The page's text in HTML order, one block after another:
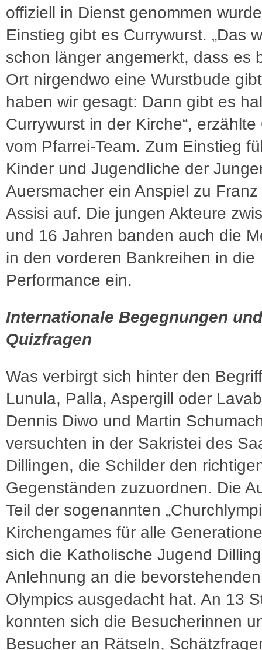
offiziell in Dienst genommen
Einstieg gibt es Currywurst. „Das
schon länger angemerkt, dass es
Ort nirgendwo eine Wurstbude
haben wir gesagt: Dann gibt es
Currywurst in der Kirche“, erzählte
vom Pfarrei-Team. Zum Einstieg
Kinder und Jugendliche der
Auersmacher ein Anspiel zu
Assisi auf. Die jungen Akteure
und 16 Jahren banden auch die
in den vorderen Bankreihen in die
Performance ein.
Internationale Begegnungen und
Quizfragen
Was verbirgt sich hinter den
Lunula, Palla, Aspergill oder
Dennis Diwo und Martin
versuchten in der Sakristei des
Dillingen, die Schilder den
Gegenständen zuzuordnen. Die
Teil der sogenannten
Kirchengames für alle
sich die Katholische Jugend
Anlehnung an die
Olympics ausgedacht hat. An 13
konnten sich die Besucherinnen
Besucher an Rätseln,